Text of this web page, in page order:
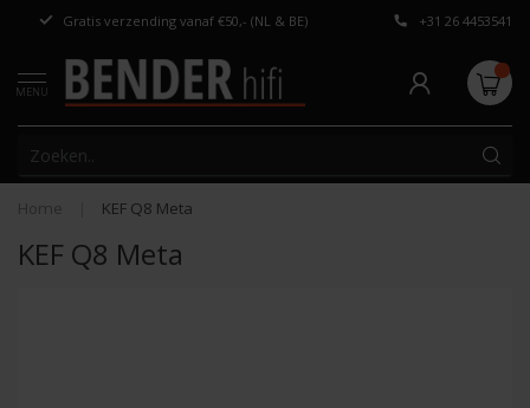
Gratis verzending vanaf €50,- (NL & BE) Persoonlijk
+31 26 4453541
MENU
Home KEF Q8 Meta
KEF Q8 Meta